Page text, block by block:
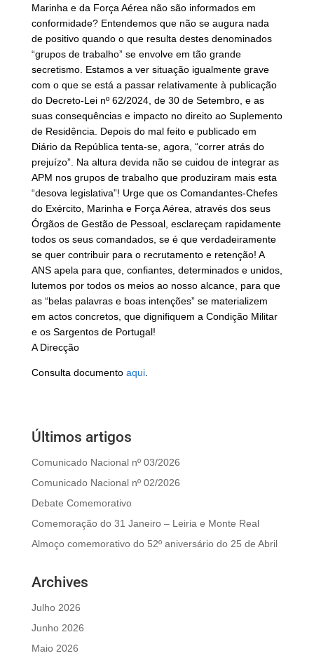
Marinha e da Força Aérea não são informados em
conformidade? Entendemos que não se augura nada
de positivo quando o que resulta destes denominados
“grupos de trabalho” se envolve em tão grande
secretismo. Estamos a ver situação igualmente grave
com o que se está a passar relativamente à publicação
do Decreto-Lei nº 62/2024, de 30 de Setembro, e as
suas consequências e impacto no direito ao Suplemento
de Residência. Depois do mal feito e publicado em
Diário da República tenta-se, agora, “correr atrás do
prejuízo”. Na altura devida não se cuidou de integrar as
APM nos grupos de trabalho que produziram mais esta
“desova legislativa”! Urge que os Comandantes-Chefes
do Exército, Marinha e Força Aérea, através dos seus
Órgãos de Gestão de Pessoal, esclareçam rapidamente
todos os seus comandados, se é que verdadeiramente
se quer contribuir para o recrutamento e retenção! A
ANS apela para que, confiantes, determinados e unidos,
lutemos por todos os meios ao nosso alcance, para que
as “belas palavras e boas intenções” se materializem
em actos concretos, que dignifiquem a Condição Militar
e os Sargentos de Portugal!
A Direcção
Consulta documento aqui.
Últimos artigos
Comunicado Nacional nº 03/2026
Comunicado Nacional nº 02/2026
Debate Comemorativo
Comemoração do 31 Janeiro – Leiria e Monte Real
Almoço comemorativo do 52º aniversário do 25 de Abril
Archives
Julho 2026
Junho 2026
Maio 2026